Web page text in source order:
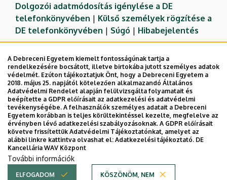
Dolgozói adatmódosítás igénylése a DE
telefonkönyvében | Külső személyek rögzítése a
DE telefonkönyvében | Súgó | Hibabejelentés
Adatvédelem
Adatvédelem
A Debreceni Egyetem kiemelt fontosságúnak tartja a
rendelkezésére bocsátott, illetve birtokába jutott személyes adatok
védelmét. Ezúton tájékoztatjuk Önt, hogy a Debreceni Egyetem a
2018. május 25. napjától kötelezően alkalmazandó Általános
Adatvédelmi Rendelet alapján felülvizsgálta folyamatait és
beépítette a GDPR előírásait az adatkezelési és adatvédelmi
tevékenységébe. A felhasználók személyes adatait a Debreceni
Egyetem korábban is teljes körültekintéssel kezelte, megfelelve az
érvényben lévő adatkezelési szabályozásoknak. A GDPR előírásait
követve frissítettük Adatvédelmi Tájékoztatónkat, amelyet az
alábbi linkre kattintva olvashat el: Adatkezelési tájékoztató. DE
Kancellária WAV Központ
További információk
ELFOGADOM KÖSZÖNÖM, NEM